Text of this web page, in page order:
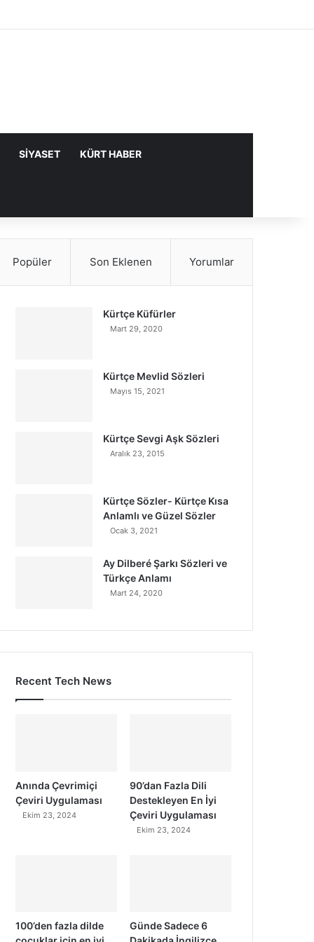
SIYASET KÜRT HABER
Popüler Son Eklenen Yorumlar
Kürtçe Küfürler
Mart 29, 2020
Kürtçe Mevlid Sözleri
Mayıs 15, 2021
Kürtçe Sevgi Aşk Sözleri
Aralık 23, 2015
Kürtçe Sözler- Kürtçe Kısa
Anlamlı ve Güzel Sözler
Ocak 3, 2021
Ay Dilberé Şarkı Sözleri ve
Türkçe Anlamı
Mart 24, 2020
Recent Tech News
Anında Çevrimiçi
Çeviri Uygulaması
Ekim 23, 2024
90’dan Fazla Dili
Destekleyen En İyi
Çeviri Uygulaması
Ekim 23, 2024
100’den fazla dilde
Günde Sadece 6